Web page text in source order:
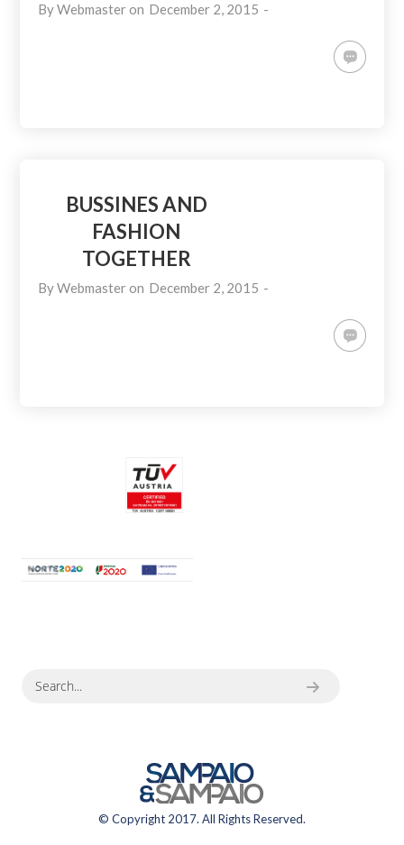
ByWebmasteron December 2, 2015 -
BUSSINES AND
FASHION
TOGETHER
ByWebmasteron December 2, 2015 -
© Copyright 2017. All Rights Reserved.